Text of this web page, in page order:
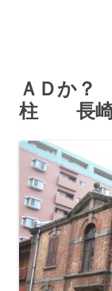
ＡＤか？
柱 長崎